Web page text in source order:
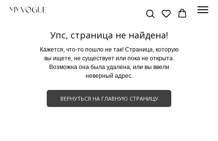
Упс, страница не найдена!
Кажется, что-то пошло не так! Страница, которую
вы ищете, не существует или пока не открыта.
Возможна она была удалена, или вы ввели
неверный адрес.
ВЕРНУТЬСЯ НА ГЛАВНУЮ СТРАНИЦУ
Оплата частями